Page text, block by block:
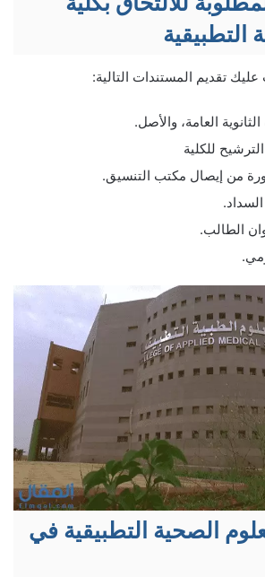
التطبيقية
عليك تقديم المستندات التالية:
العامة، والأصل.
للكلية
من إيصال مكتب التنسيق.
الطالب.
الصحية التطبيقية في